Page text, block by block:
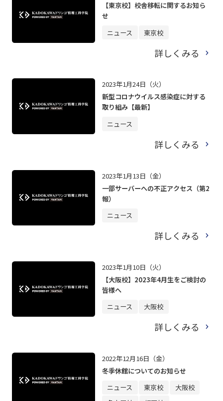
【東京校】校舎移転に関するお知ら
せ
ニュース
東京校
詳しくみる
2023年1月24日（火）
新型コロナウイルス感染症に対する
取り組み【最新】
ニュース
詳しくみる
2023年1月13日（金）
一部サーバーへの不正アクセス（第2
報）
ニュース
詳しくみる
2023年1月10日（火）
【大阪校】2023年4月生をご検討の
皆様へ
ニュース
大阪校
詳しくみる
2022年12月16日（金）
冬季休館についてのお知らせ
ニュース
東京校
大阪校